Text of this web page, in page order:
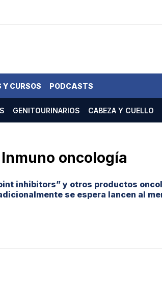
CURSOS PODCASTS
GENITOURINARIOS CABEZA Y CUELLO
oncología
inhibitors” y otros productos
se espera lancen al